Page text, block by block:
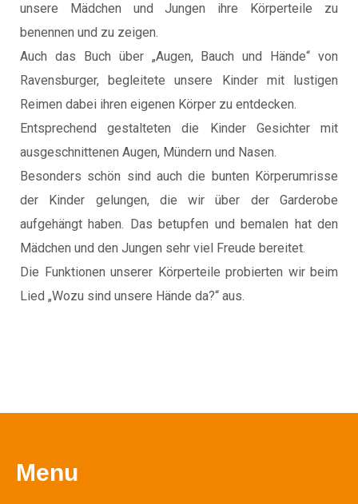
unsere Mädchen und Jungen ihre Körperteile zu
benennen und zu zeigen.
Auch das Buch über „Augen, Bauch und Hände“ von
Ravensburger, begleitete unsere Kinder mit lustigen
Reimen dabei ihren eigenen Körper zu entdecken.
Entsprechend gestalteten die Kinder Gesichter mit
ausgeschnittenen Augen, Mündern und Nasen.
Besonders schön sind auch die bunten Körperumrisse
der Kinder gelungen, die wir über der Garderobe
aufgehängt haben. Das betupfen und bemalen hat den
Mädchen und den Jungen sehr viel Freude bereitet.
Die Funktionen unserer Körperteile probierten wir beim
Lied „Wozu sind unsere Hände da?“ aus.
Menu